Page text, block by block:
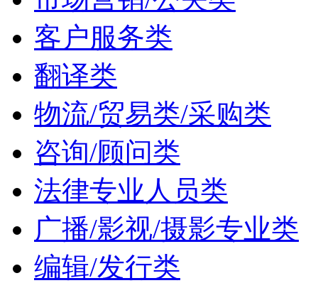
客户服务类
翻译类
物流/贸易类/采购类
咨询/顾问类
法律专业人员类
广播/影视/摄影专业类
编辑/发行类